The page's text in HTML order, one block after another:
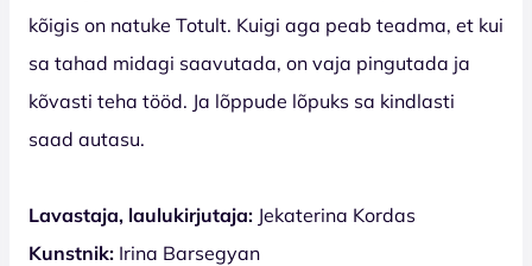
kõigis on natuke Totult. Kuigi aga peab teadma, et kui
sa tahad midagi saavutada, on vaja pingutada ja
kõvasti teha tööd. Ja lõppude lõpuks sa kindlasti
saad autasu.
Lavastaja, laulukirjutaja: Jekaterina Kordas
Kunstnik: Irina Barsegyan